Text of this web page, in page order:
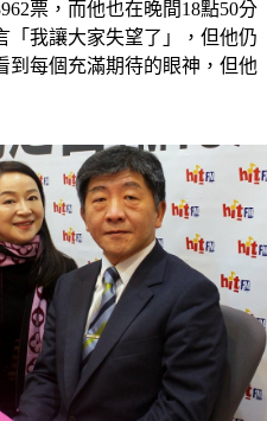
票，而他也在晚間18點50分
「我讓大家失望了」，但他仍
到每個充滿期待的眼神，但他